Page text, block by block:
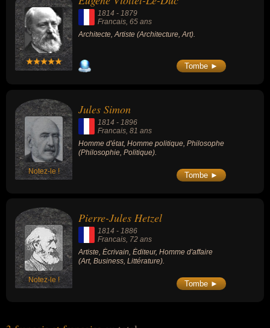
écrivain, éditeur ou homme d'affaire.
1814 - 1879
Francais, 65 ans
Architecte, Artiste (Architecture, Art).
Tombe ►
Notez-le !
Jules Simon
1814 - 1896
Francais , 81 ans
Homme d'état, Homme politique, Philosophe
(Philosophie, Politique).
Tombe ►
Notez-le !
Pierre-Jules Hetzel
1814 - 1886
Francais, 72 ans
Artiste, Écrivain, Éditeur, Homme d'affaire
(Art, Business, Littérature).
Tombe ►